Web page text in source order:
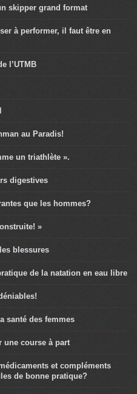
skipper grand format
à performer, il faut être en
l’UTMB
au Paradis!
un triathlète ».
digestives
que les hommes?
»
blessures
de la natation en eau libre
santé des femmes
une course à part
et compléments
de bonne pratique?